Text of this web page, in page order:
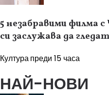
5 незабравими филма
си заслужава да
Културапреди 15 часа
НАЙ-НОВИ